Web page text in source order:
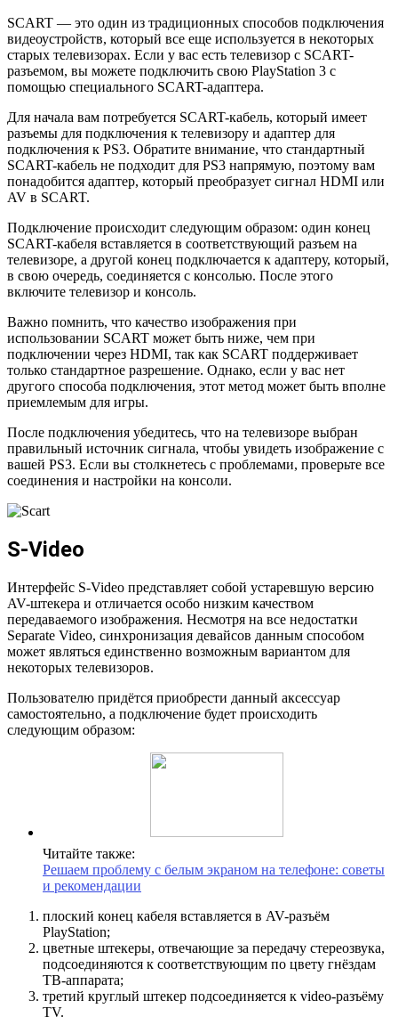
SCART — это один из традиционных способов подключения
видеоустройств, который все еще используется в некоторых
старых телевизорах. Если у вас есть телевизор с SCART-
разъемом, вы можете подключить свою PlayStation 3 с
помощью специального SCART-адаптера.
Для начала вам потребуется SCART-кабель, который имеет
разъемы для подключения к телевизору и адаптер для
подключения к PS3. Обратите внимание, что стандартный
SCART-кабель не подходит для PS3 напрямую, поэтому вам
понадобится адаптер, который преобразует сигнал HDMI или
AV в SCART.
Подключение происходит следующим образом: один конец
SCART-кабеля вставляется в соответствующий разъем на
телевизоре, а другой конец подключается к адаптеру, который,
в свою очередь, соединяется с консолью. После этого
включите телевизор и консоль.
Важно помнить, что качество изображения при
использовании SCART может быть ниже, чем при
подключении через HDMI, так как SCART поддерживает
только стандартное разрешение. Однако, если у вас нет
другого способа подключения, этот метод может быть вполне
приемлемым для игры.
После подключения убедитесь, что на телевизоре выбран
правильный источник сигнала, чтобы увидеть изображение с
вашей PS3. Если вы столкнетесь с проблемами, проверьте все
соединения и настройки на консоли.
S-Video
Интерфейс S-Video представляет собой устаревшую версию
AV-штекера и отличается особо низким качеством
передаваемого изображения. Несмотря на все недостатки
Separate Video, синхронизация девайсов данным способом
может являться единственно возможным вариантом для
некоторых телевизоров.
Пользователю придётся приобрести данный аксессуар
самостоятельно, а подключение будет происходить
следующим образом:
Читайте также:
Решаем проблему с белым экраном на телефоне: советы
и рекомендации
плоский конец кабеля вставляется в AV-разъём
PlayStation;
цветные штекеры, отвечающие за передачу стереозвука,
подсоединяются к соответствующим по цвету гнёздам
ТВ-аппарата;
третий круглый штекер подсоединяется к video-разъёму
TV.